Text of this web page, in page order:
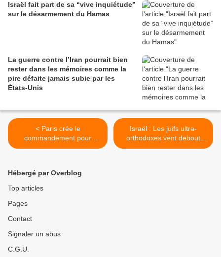
Israël fait part de sa “vive inquiétude”
sur le désarmement du Hamas
La guerre contre l’Iran pourrait bien
rester dans les mémoires comme la
pire défaite jamais subie par les
États-Unis
< Paris crée le
commandement pour
l’Afrique de ses forces
Israël : Les juifs ultra-
orthodoxes vent debout
contre leur enrôlement
Hébergé par Overblog
Top articles
Pages
Contact
Signaler un abus
C.G.U.